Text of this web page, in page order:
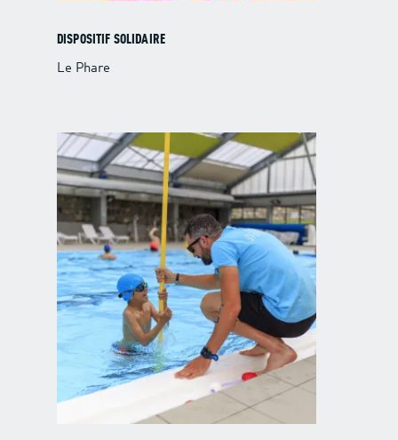
DISPOSITIF SOLIDAIRE
Le Phare